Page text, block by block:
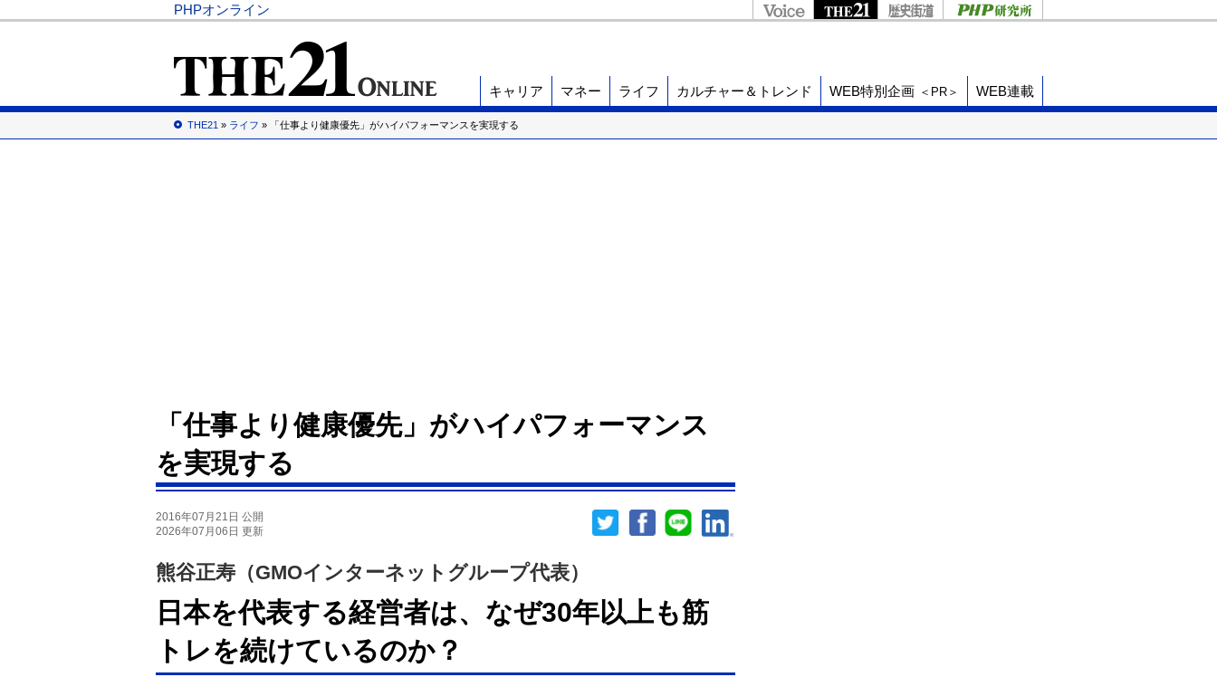
PHPオンライン
キャリア マネー ライフ カルチャー＆トレンド WEB特別企画 ＜PR＞ WEB連載
THE21 » ライフ » 「仕事より健康優先」がハイパフォーマンスを実現する
「仕事より健康優先」がハイパフォーマンス
を実現する
2016年07月21日 公開
2026年07月06日 更新
熊谷正寿（GMOインターネットグループ代表）
日本を代表する経営者は、なぜ30年以上も筋
トレを続けているのか？